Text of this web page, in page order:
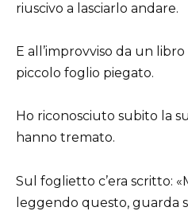
riuscivo a lasciarlo andare.
E all’improvviso da un
piccolo foglio piegato.
Ho riconosciuto subito la
hanno tremato.
Sul foglietto c’era scritto:
leggendo questo, guarda